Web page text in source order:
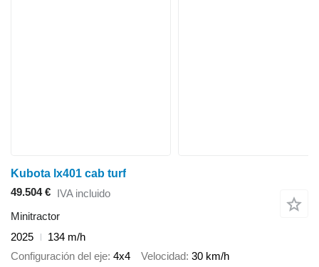
Kubota lx401 cab turf
49.504 € IVA incluido
Minitractor
2025
134 m/h
Configuración del eje 4x4 Velocidad 30 km/h